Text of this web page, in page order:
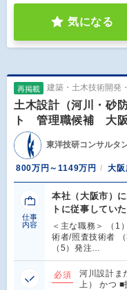
気になる
再掲載 建築・土木技術開発
土木設計（河川・砂
ト 管理職候補 大阪
東洋技研コンサルタ
800万円～1149万円 大阪
仕事
内容
本社（大阪市）
トに従事してい
＜主な職務＞ （1
術者/照査技術者
（5）発注…
必須
河川設計ま
上） かつ